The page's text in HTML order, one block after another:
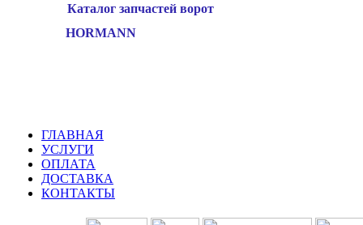
Каталог запчастей ворот
HORMANN
ГЛАВНАЯ
УСЛУГИ
ОПЛАТА
ДОСТАВКА
КОНТАКТЫ